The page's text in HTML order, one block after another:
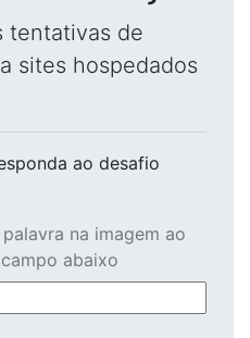
tentativas de
sites hospedados
ao desafio
na imagem ao
abaixo